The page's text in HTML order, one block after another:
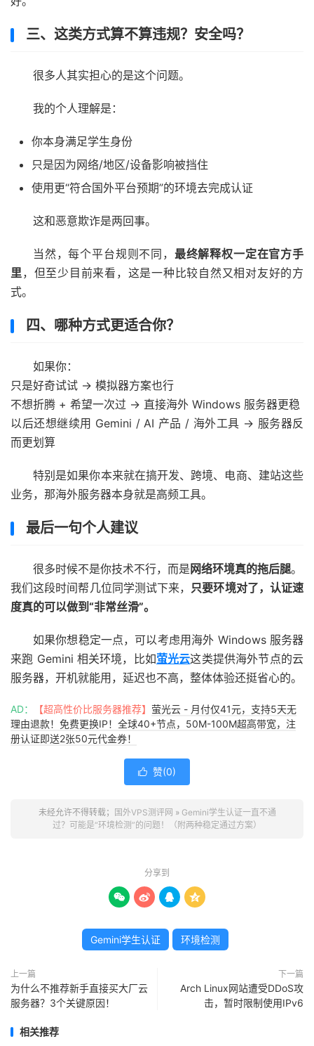
三、这类方式算不算违规？安全吗？
很多人其实担心的是这个问题。
我的个人理解是：
你本身满足学生身份
只是因为网络/地区/设备影响被挡住
使用更“符合国外平台预期”的环境去完成认证
这和恶意欺诈是两回事。
当然，每个平台规则不同， 最终解释权一定在官方手
里，但至少目前来看，这是一种比较自然又相对友好的方
式。
四、哪种方式更适合你？
如果你：
只是好奇试试 → 模拟器方案也行
不想折腾 + 希望一次过 → 直接海外 Windows 服务器更稳
以后还想继续用 Gemini / AI 产品 / 海外工具 → 服务器反
而更划算
特别是如果你本来就在搞开发、跨境、电商、建站这些
业务，那海外服务器本身就是高频工具。
最后一句个人建议
很多时候不是你技术不行，而是 网络环境真的拖后腿。
我们这段时间帮几位同学测试下来， 只要环境对了，认证速
度真的可以做到“非常丝滑”。
如果你想稳定一点，可以考虑用海外 Windows 服务器
来跑 Gemini 相关环境，比如萤光云这类提供海外节点的云
服务器，开机就能用，延迟也不高，整体体验还挺省心的。
AD： 【超高性价比服务器推荐】 萤光云 - 月付仅41元，支持5天无
理由退款！免费更换IP！全球40+节点，50M-100M超高带宽，注
册认证即送2张50元代金券！
 赞(0)
未经允许不得转载； 国外VPS测评网 » Gemini学生认证一直不通
过？可能是“环境检测”的问题！（附两种稳定通过方案）
分享到
   
Gemini学生认证 环境检测
上一篇
为什么不推荐新手直接买大厂云
服务器？3个关键原因！
下一篇
Arch Linux网站遭受DDoS攻
击，暂时限制使用IPv6
相关推荐